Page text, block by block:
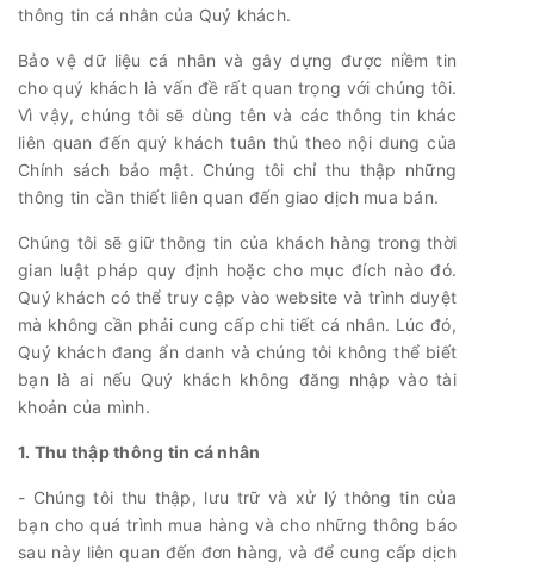
thông tin cá nhân của Quý khách.
Bảo vệ dữ liệu cá nhân và gây dựng được niềm tin
cho quý khách là vấn đề rất quan trọng với chúng tôi.
Vì vậy, chúng tôi sẽ dùng tên và các thông tin khác
liên quan đến quý khách tuân thủ theo nội dung của
Chính sách bảo mật. Chúng tôi chỉ thu thập những
thông tin cần thiết liên quan đến giao dịch mua bán.
Chúng tôi sẽ giữ thông tin của khách hàng trong thời
gian luật pháp quy định hoặc cho mục đích nào đó.
Quý khách có thể truy cập vào website và trình duyệt
mà không cần phải cung cấp chi tiết cá nhân. Lúc đó,
Quý khách đang ẩn danh và chúng tôi không thể biết
bạn là ai nếu Quý khách không đăng nhập vào tài
khoản của mình.
1. Thu thập thông tin cá nhân
- Chúng tôi thu thập, lưu trữ và xử lý thông tin của
bạn cho quá trình mua hàng và cho những thông báo
sau này liên quan đến đơn hàng, và để cung cấp dịch